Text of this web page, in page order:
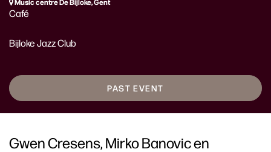
Café
Bijloke Jazz Club
PAST EVENT
Gwen Cresens, Mirko Banovic en